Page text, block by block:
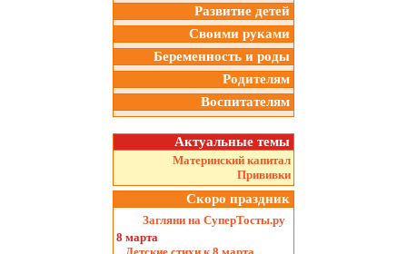
Развитие детей
Своими руками
Беременность и роды
Родителям
Воспитателям
Актуальные темы
Материнский капитал
Прививки
Скоро праздник
Загляни на СуперТосты.ру
8 марта